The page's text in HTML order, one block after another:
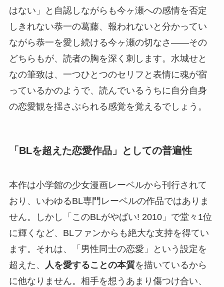
はない」と自認しながらも今ヶ瀬への感情を否定
しきれない恭一の葛藤、報われないと分かってい
ながら恭一を愛し続ける今ヶ瀬の切なさ——その
どちらもが、読者の胸を深く刺します。水城せと
なの筆致は、一つひとつのセリフと表情に魂が宿
っているかのようで、読んでいるうちに自分自身
の恋愛観を揺さぶられる感覚を覚えるでしょう。
「BLを超えた恋愛作品」としての普遍性
本作は小学館の少女漫画レーベルから刊行されて
おり、いわゆるBL専門レーベルの作品ではありま
せん。しかし「このBLがやばい! 2010」で堂々1位
に輝くなど、BLファンからも絶大な支持を得てい
ます。それは、「男性同士の恋愛」という設定を
超えた、
人を愛することの本質を描いているから
に他なりません。相手を想うあまり傷つけ合い、